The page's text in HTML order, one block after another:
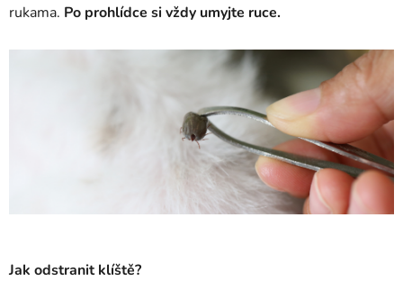
rukama. Po prohlídce si vždy umyjte ruce.
Jak odstranit klíště?